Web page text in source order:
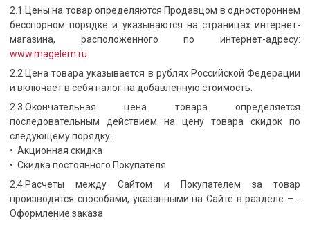
2.1.Цены на товар определяются Продавцом в одностороннем
бесспорном порядке и указываются на страницах интернет-
магазина, расположенного по интернет-адресу:
www.magelem.ru
2.2.Цена товара указывается в рублях Российской Федерации
и включает в себя налог на добавленную стоимость.
2.3.Окончательная цена товара определяется
последовательным действием на цену товара скидок по
следующему порядку:
• Акционная скидка
• Скидка постоянного Покупателя
2.4.Расчеты между Сайтом и Покупателем за товар
производятся способами, указанными на Сайте в разделе – ­­­­­­­­­­­­­­­­­­
Оформление заказа.